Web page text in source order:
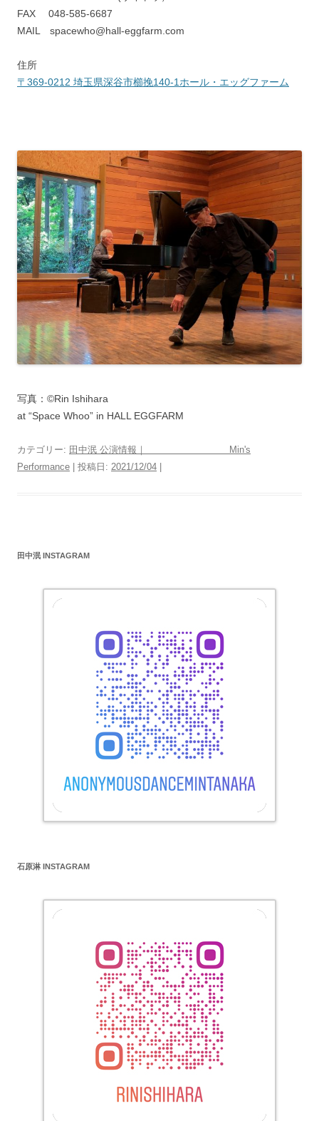
FAX 048-585-6687
MAIL spacewho@hall-eggfarm.com
住所
〒369-0212 埼玉県深谷市櫛挽140-1ホール・エッグファーム
写真：©️Rin Ishihara
at “Space Whoo” in HALL EGGFARM
カテゴリー: 田中泯 公演情報｜ Min's
Performance | 投稿日: 2021/12/04
田中泯 INSTAGRAM
石原淋 INSTAGRAM